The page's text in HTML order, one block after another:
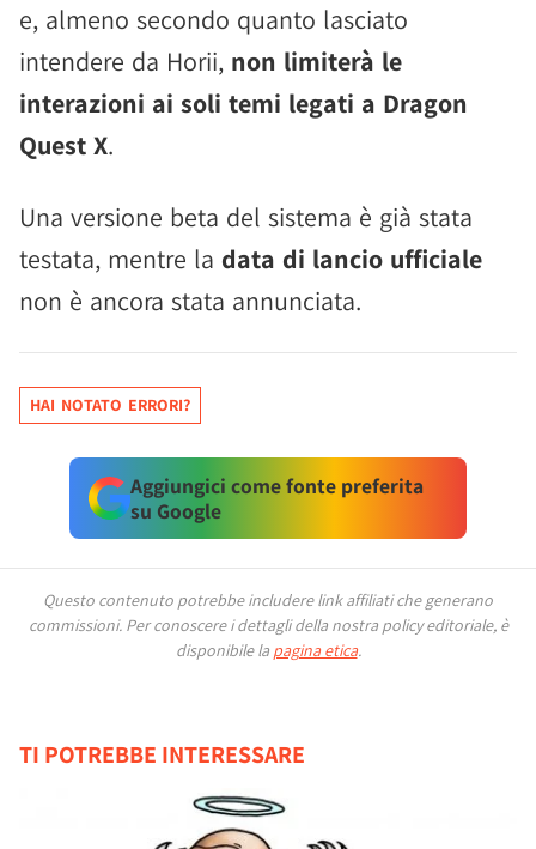
e, almeno secondo quanto lasciato
intendere da Horii, non limiterà le
interazioni ai soli temi legati a Dragon
Quest X.
Una versione beta del sistema è già stata
testata, mentre la data di lancio ufficiale
non è ancora stata annunciata.
HAI NOTATO ERRORI?
Aggiungici come fonte preferita
su Google
Questo contenuto potrebbe includere link affiliati che generano
commissioni. Per conoscere i dettagli della nostra policy editoriale, è
disponibile la pagina etica.
TI POTREBBE INTERESSARE